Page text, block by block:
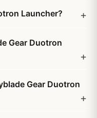
Launcher?
Gear Duotron
Gear Duotron